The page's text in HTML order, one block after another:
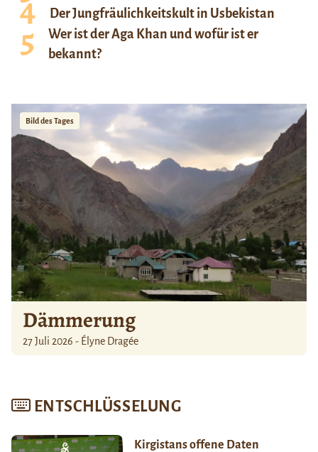
Der Jungfräulichkeitskult in Usbekistan
Wer ist der Aga Khan und wofür ist er
bekannt?
Bild des Tages
Dämmerung
27 Juli 2026 - Élyne Dragée
ENTSCHLÜSSELUNG
Kirgistans offene Daten